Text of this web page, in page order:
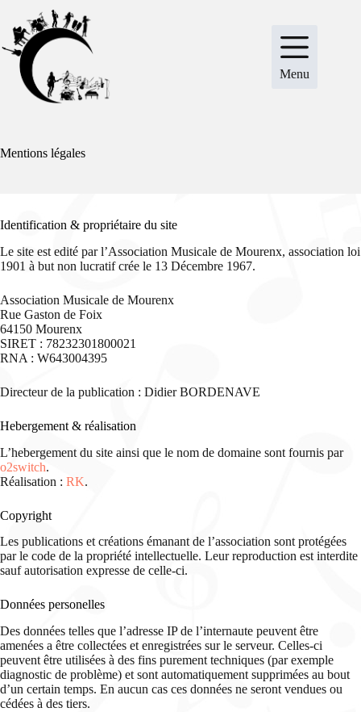
contenu
Menu
Mentions légales
Identification & propriétaire du site
Le site est edité par l’Association Musicale de Mourenx, association loi
1901 à but non lucratif crée le 13 Décembre 1967.
Association Musicale de Mourenx
Rue Gaston de Foix
64150 Mourenx
SIRET : 78232301800021
RNA : W643004395
Directeur de la publication : Didier BORDENAVE
Hebergement & réalisation
L’hebergement du site ainsi que le nom de domaine sont fournis par
o2switch.
Réalisation : RK.
Copyright
Les publications et créations émanant de l’association sont protégées
par le code de la propriété intellectuelle. Leur reproduction est interdite
sauf autorisation expresse de celle-ci.
Données personelles
Des données telles que l’adresse IP de l’internaute peuvent être
amenées a être collectées et enregistrées sur le serveur. Celles-ci
peuvent être utilisées à des fins purement techniques (par exemple
diagnostic de problème) et sont automatiquement supprimées au bout
d’un certain temps. En aucun cas ces données ne seront vendues ou
cédées à des tiers.